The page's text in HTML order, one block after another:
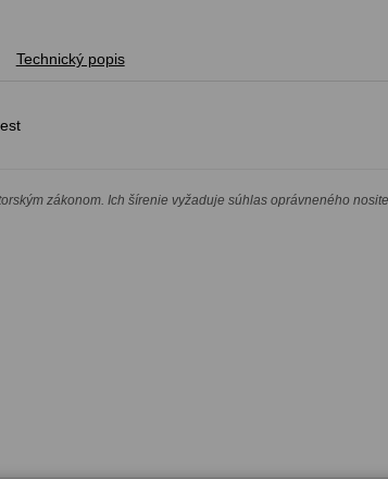
Technický popis
zákonom. Ich šírenie vyžaduje súhlas oprávneného